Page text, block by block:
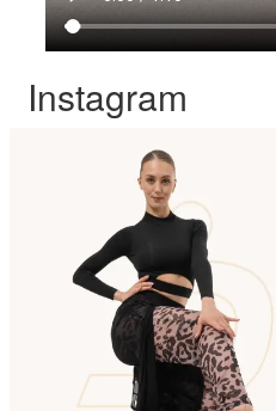
Instagram